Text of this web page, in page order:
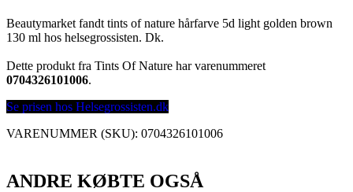
Beautymarket fandt tints of nature hårfarve 5d light golden brown
130 ml hos helsegrossisten. Dk.
Dette produkt fra Tints Of Nature har varenummeret
0704326101006.
Se prisen hos Helsegrossisten.dk
VARENUMMER (SKU): 0704326101006
ANDRE KØBTE OGSÅ